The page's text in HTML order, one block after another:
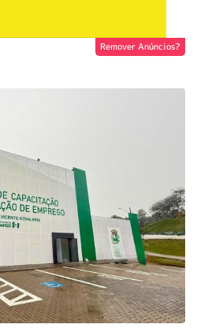
Remover Anúncios?